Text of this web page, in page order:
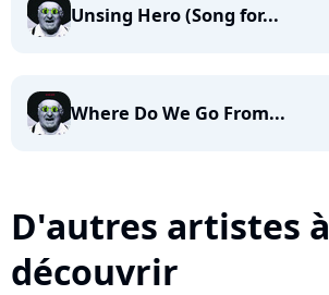
Unsing Hero (Song for...
Where Do We Go From...
D'autres artistes à
découvrir